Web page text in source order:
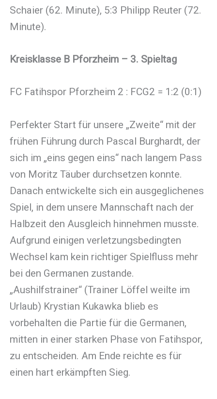
Schaier (62. Minute), 5:3 Philipp Reuter (72.
Minute).
Kreisklasse B Pforzheim – 3. Spieltag
FC Fatihspor Pforzheim 2 : FCG2 = 1:2 (0:1)
Perfekter Start für unsere „Zweite“ mit der
frühen Führung durch Pascal Burghardt, der
sich im „eins gegen eins“ nach langem Pass
von Moritz Täuber durchsetzen konnte.
Danach entwickelte sich ein ausgeglichenes
Spiel, in dem unsere Mannschaft nach der
Halbzeit den Ausgleich hinnehmen musste.
Aufgrund einigen verletzungsbedingten
Wechsel kam kein richtiger Spielfluss mehr
bei den Germanen zustande.
„Aushilfstrainer“ (Trainer Löffel weilte im
Urlaub) Krystian Kukawka blieb es
vorbehalten die Partie für die Germanen,
mitten in einer starken Phase von Fatihspor,
zu entscheiden. Am Ende reichte es für
einen hart erkämpften Sieg.